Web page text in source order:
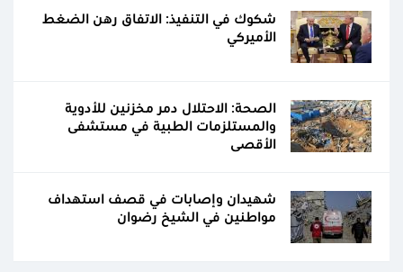
شكوك في التنفيذ: الاتفاق رهن الضغط
الأميركي
الصحة: الاحتلال دمر مخزنين للأدوية
والمستلزمات الطبية في مستشفى
الأقصى
شهيدان وإصابات في قصف استهداف
مواطنين في الشيخ رضوان